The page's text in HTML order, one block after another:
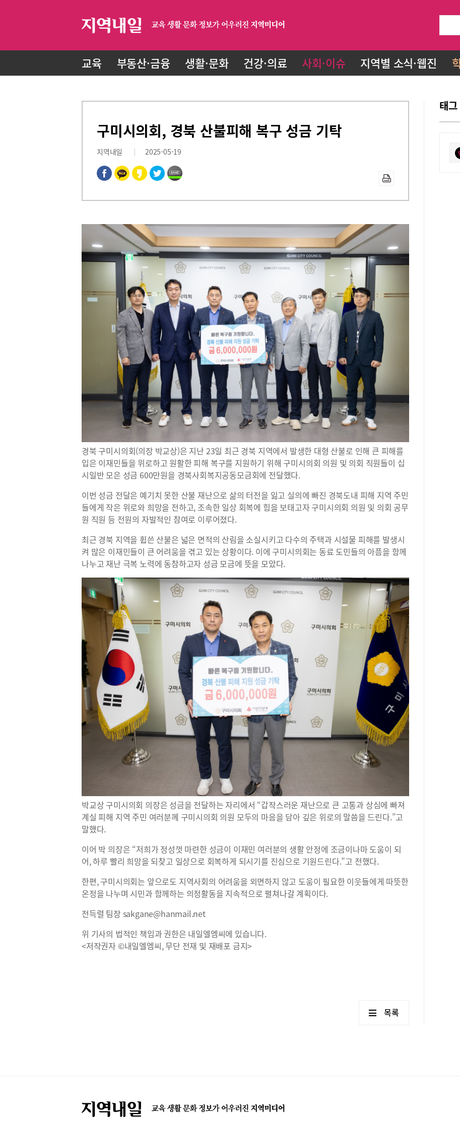
교육 부동산·금융 생활·문화 건강·의료 사회·이슈 지역별 소식·웹진
구미시의회, 경북 산불피해 복구 성금 기탁
지역내일 2025-05-19
경북 구미시의회(의장 박교상)은 지난 23일 최근 경북 지역에서 발생한 대형 산불로 인해 큰 피해를
입은 이재민들을 위로하고 원활한 피해 복구를 지원하기 위해 구미시의회 의원 및 의회 직원들이 십
시일반 모은 성금 600만원을 경북사회복지공동모금회에 전달했다.
이번 성금 전달은 예기치 못한 산불 재난으로 삶의 터전을 잃고 실의에 빠진 경북도내 피해 지역 주민
들에게 작은 위로와 희망을 전하고, 조속한 일상 회복에 힘을 보태고자 구미시의회 의원 및 의회 공무
원 직원 등 전원의 자발적인 참여로 이루어졌다.
최근 경북 지역을 휩쓴 산불은 넓은 면적의 산림을 소실시키고 다수의 주택과 시설물 피해를 발생시
켜 많은 이재민들이 큰 어려움을 겪고 있는 상황이다. 이에 구미시의회는 동료 도민들의 아픔을 함께
나누고 재난 극복 노력에 동참하고자 성금 모금에 뜻을 모았다.
박교상 구미시의회 의장은 성금을 전달하는 자리에서 “갑작스러운 재난으로 큰 고통과 상심에 빠져
계실 피해 지역 주민 여러분께 구미시의회 의원 모두의 마음을 담아 깊은 위로의 말씀을 드린다.”고
말했다.
이어 박 의장은 “저희가 정성껏 마련한 성금이 이재민 여러분의 생활 안정에 조금이나마 도움이 되
어, 하루 빨리 희망을 되찾고 일상으로 회복하게 되시기를 진심으로 기원드린다.”고 전했다.
한편, 구미시의회는 앞으로도 지역사회의 어려움을 외면하지 않고 도움이 필요한 이웃들에게 따뜻한
온정을 나누며 시민과 함께하는 의정활동을 지속적으로 펼쳐나갈 계획이다.
전득렬 팀장 sakgane@hanmail.net
위 기사의 법적인 책임과 권한은 내일엘엠씨에 있습니다.
<저작권자 ©내일엘엠씨, 무단 전재 및 재배포 금지>
목록
태그